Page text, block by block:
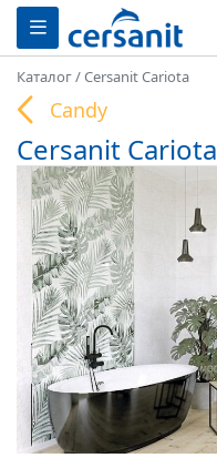
Каталог/Cersanit Cariota
Candy
Cersanit Cariota